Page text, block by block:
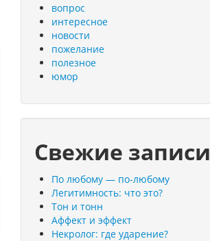
вопрос
интересное
новости
пожелание
полезное
юмор
Свежие записи
По любому — по-любому
Легитимность: что это?
Тон и тонн
Аффект и эффект
Некролог: где ударение?